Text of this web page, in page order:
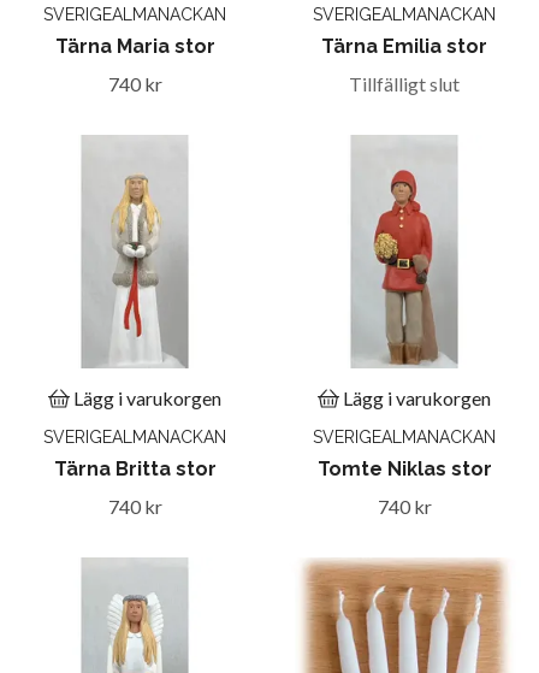
SVERIGEALMANACKAN
Tärna Maria stor
740 kr
SVERIGEALMANACKAN
Tärna Emilia stor
Tillfälligt slut
Lägg i varukorgen
SVERIGEALMANACKAN
Tärna Britta stor
740 kr
Lägg i varukorgen
SVERIGEALMANACKAN
Tomte Niklas stor
740 kr